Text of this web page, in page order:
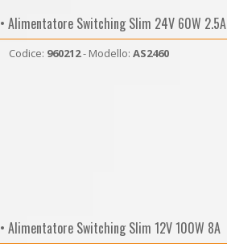
• Alimentatore Switching Slim 24V 60W 2.5A
Codice: 960212- Modello: AS2460
• Alimentatore Switching Slim 12V 100W 8A